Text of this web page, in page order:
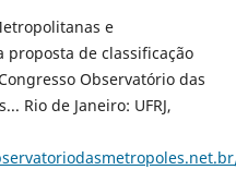
e
proposta de classificação
Observatório das
Rio de Janeiro: UFRJ,